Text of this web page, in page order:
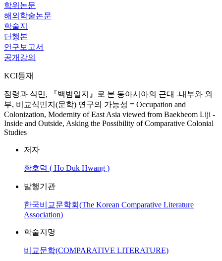
학위논문
해외학술논문
학술지
단행본
연구보고서
공개강의
KCI등재
점령과 식민, 『백범일지』로 본 동아시아의 근대 -내부와 외
부, 비교식민지(문학) 연구의 가능성 = Occupation and
Colonization, Modernity of East Asia viewed from Baekbeom Liji -
Inside and Outside, Asking the Possibility of Comparative Colonial
Studies
저자
황호덕 ( Ho Duk Hwang )
발행기관
한국비교문학회(The Korean Comparative Literature
Association)
학술지명
비교문학(COMPARATIVE LITERATURE)